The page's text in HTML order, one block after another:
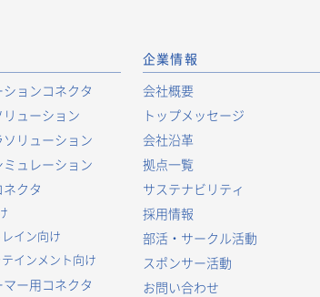
ョンコネクタ
ューション
リューション
ュレーション
クタ
イン向け
インメント向け
ー用コネクタ
企業情報
会社概要
トップメッセージ
会社沿革
拠点一覧
サステナビリティ
採用情報
部活・サークル活動
スポンサー活動
お問い合わせ